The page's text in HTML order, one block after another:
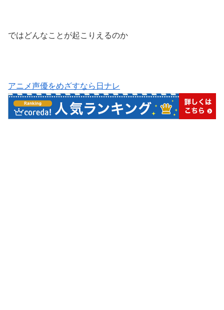
ではどんなことが起こりえるのか
アニメ声優をめざすなら日ナレ